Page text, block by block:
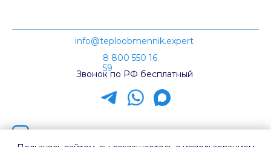
Звонок по РФ бесплатный
8 800 550 16
59
info@teploobmennik.expert